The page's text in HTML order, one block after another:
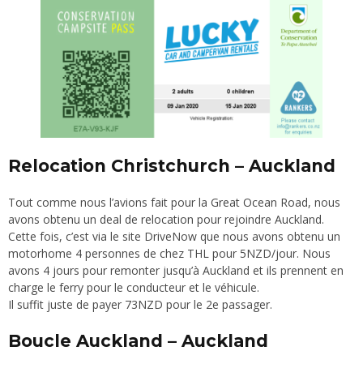
Relocation Christchurch – Auckland
Tout comme nous l’avions fait pour la Great Ocean Road, nous
avons obtenu un deal de relocation pour rejoindre Auckland.
Cette fois, c’est via le site DriveNow que nous avons obtenu un
motorhome 4 personnes de chez THL pour 5NZD/jour. Nous
avons 4 jours pour remonter jusqu’à Auckland et ils prennent en
charge le ferry pour le conducteur et le véhicule.
Il suffit juste de payer 73NZD pour le 2e passager.
Boucle Auckland – Auckland